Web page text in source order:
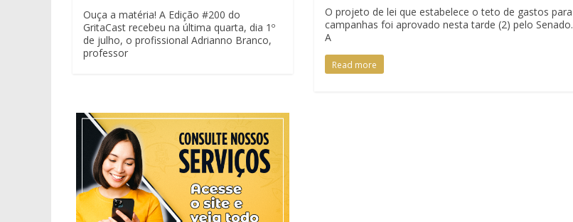
O projeto de lei que estabelece o teto de gastos para
campanhas foi aprovado nesta tarde (2) pelo Senado.
A
Read more
Ouça a matéria! A Edição #200 do
GritaCast recebeu na última quarta, dia 1º
de julho, o profissional Adrianno Branco,
professor